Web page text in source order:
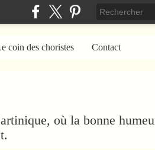
où la bonne
coin des choristes Contact